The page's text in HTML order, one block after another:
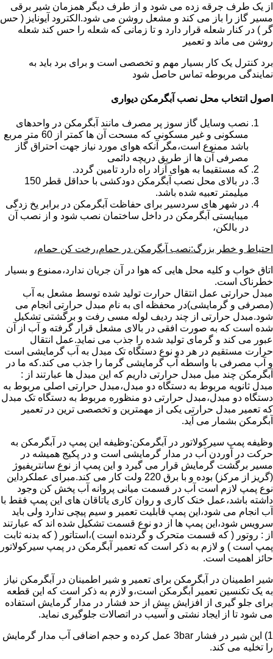
از یک طرف جرقه زده می شود و از طرف دیگر همزمان شیر برقی
مسیر گاز را باز می کند و مشعل روشن می شود.الکترود آیونایز ( حس
گر ) در کنار شعله قرار دارد و تا زمانی که شعله را حس کند شعله
روشن می ماند و تعمیر
برد کنترل یک کار بسیار مهم و تخصصی است و برای برد باید به
نمایندگی مربوطه تماس حاصل شود
اصول انتخاب محل نصب آبگرمکن دیواری
نصب وسایل گاز سوز پر مصرف مانند آبگرمکن در واحدهای
مسکونی و غیر مسکونی که مسحت آن ها کمتر از 60 متر مربع
باشد ممنوع است،مگر آنکه هوای مورد نیاز جهت احتراق گاز
مصرفی آن ها از طریق دریچه دائمی
که مستقیما به هوای آزاد راه دارد تامین گردد.
در بالای محل نصب آبگرمکن دودکشی با حداقل قطر 150
میلیمتر تعبیه شده باشد.
در شهر های سردسیر برای حفاظت آبگرمکن در برابر یخ زدگی
میبایستی آبگرمکن در داخل ساختمان نصب شود و از نصب آن
در بالکن،
احتیاط و خطر بزرگ:نصب آبگرمکن در حمام،رخت کن حمام،
اتاق خواب و کلیه محل هایی که هوا در آن جریان ندارد،ممنوع و بسیار
خطرناک است.
مبدل حرارتی عمل انتقال حرارت تولید شده توسط مشعل به آب
(مصرفی و گرمایشی)در محفظه ای به نام مبدل حرارتی انجام می
شود.مبدل حرارتی از چند ردیف لوله مسی رفت و برگشتی تشکیل
شده است که به صورت افقی در بالای مشعل قرار گرفته و آب از آن
عبور می کند و گرمای تولید شده را جذب می نماید.عمل انتقال
حرارت مستقیم در هر دو نوع دستگاه تک مبدل به آب گرمایشی است
و آب مصرفی با واسطه آب گرمایشی گرما را جذب می کند.که ما در
آبگرمکن چند مبل مبدل حرارتی داریم که این مبدل ها عبارتند از :
مبدل ثانویه مربوط به دستگاه دو مبدل،مبدل حرارتی اصلی مربوط به
دستگاه دو مبدل،مبدل حرارتی دو منظوره مربوط به دستگاه تک مبدل
که تعمیر مبدل حرارتی یکی از مهمترین و تخصصی ترین در تعمیر
آبگرمکن بشمار می آید.
وظیفه پمپ سیرکولاتور در آبگرمکن:وظیفه این پمپ در آبگرمکن به
حرکت در آوردن آب در مدار گرمایشی است و در پکیج همیشه در
مسیر برگشت گرمایش قرار می گیرد و این پمپ از نوع سانتریفیوژ
(گریز از مرکز) بوده و با برق 220 ولت کار می کند.مبرای عملکرداین
نوع پمپ لازم است آب در قسمت میانی پروانه آب پخش کن وجود
داشته باشد،عمل خنک کاری و روان کاری یاتاقان های این پمپ فقط با
آب انجام می شود،این پمپ قابلیت تعمیر و سیم پیچی ندارد ولی باید
سرویس شود،این پمپ ها از دو نوع قسمت تشکیل شده اند که عبارتند
از : روتور ( که قسمت متحرک و گردنده است )،استاتور ( که بدنه ثابت
پمپ است ) و لازم به ذکر است که تعمیر آبگرمکن در پمپ سیرکولاتور
حائز اهمیت است.
شیر اطمینان در آبگرمکن برای تعمیر و شیر اطمینان در آبگرمکن نیاز
به یک تکنسین تعمیر آبگرمکن است،و لازم به ذکر است که این قطعه
برای جلو گیری از افزایش بیش از حد فشار در مدار گرمایش استفاده
می شود تا از ایجاد نشتی و آسیب در اتصالات جلوگیری نماید.
1) این شیر در فشار 3bar عمل کرده و حجم اضافی آب مدار گرمایش
را تخلیه می کند.